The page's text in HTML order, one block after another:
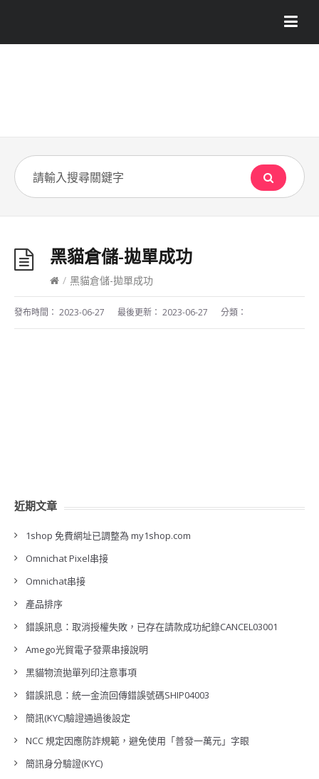
黑貓倉儲-拋單成功
/ 黑貓倉儲-拋單成功
發布時間： 2023-06-27 最後更新： 2023-06-27 分類：
近期文章
1shop 免費網址已調整為 my1shop.com
Omnichat Pixel串接
Omnichat串接
產品排序
錯誤訊息：取消授權失敗，已存在請款成功紀錄CANCEL03001
Amego光貿電子發票串接說明
黑貓物流拋單列印注意事項
錯誤訊息：統一金流回傳錯誤號碼SHIP04003
簡訊(KYC)驗證通過後設定
NCC 規定因應防詐規範，避免使用「普發一萬元」字眼
簡訊身分驗證(KYC)